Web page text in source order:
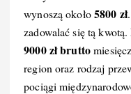
o
o
k
wynoszą około5800 zł
zadowalać się tą
9000 zł brutto
region oraz rodzaj
pociągi